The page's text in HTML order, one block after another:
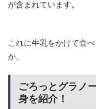
が含まれています。
これに牛乳をかけて食
か。
ごろっとグラノ
身を紹介！